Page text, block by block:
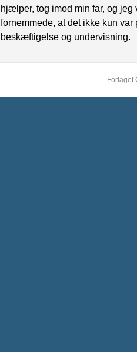
hjælper, tog imod min far, og
fornemmede, at det ikke kun
beskæftigelse og undervisning.
Forlaget